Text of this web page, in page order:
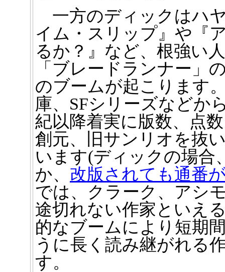
一方のディックはハ
イム・スリップ』や『
るか？』など、根強い
「ブレードランナー」
のブームが起こります
庫、SFシリーズなどか
紀以降着実に版数、点
創元、旧サンリオを抜
います(ディックの場合
か、 改版されても通番
では、クラーク、アシ
途切れない作家といえ
的なブームにより短期
うに長く読み継がれる
す。